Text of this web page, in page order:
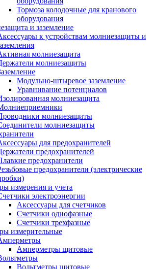
Тормоза колодочные для кранового
оборудования
и заземление
к устройствам молниезащиты и
молниезащита
молниезащиты
Модульно-штыревое заземление
Уравнивание потенциалов
молниезащита
молниезащиты
молниезащиты
для предохранителей
предохранителей
предохранители
предохранители (электрические
измерения и учета
электроэнергии
Аксессуары для счетчиков
Счетчики однофазные
Счетчики трехфазные
измерительные
Амперметры щитовые
Вольтметры щитовые